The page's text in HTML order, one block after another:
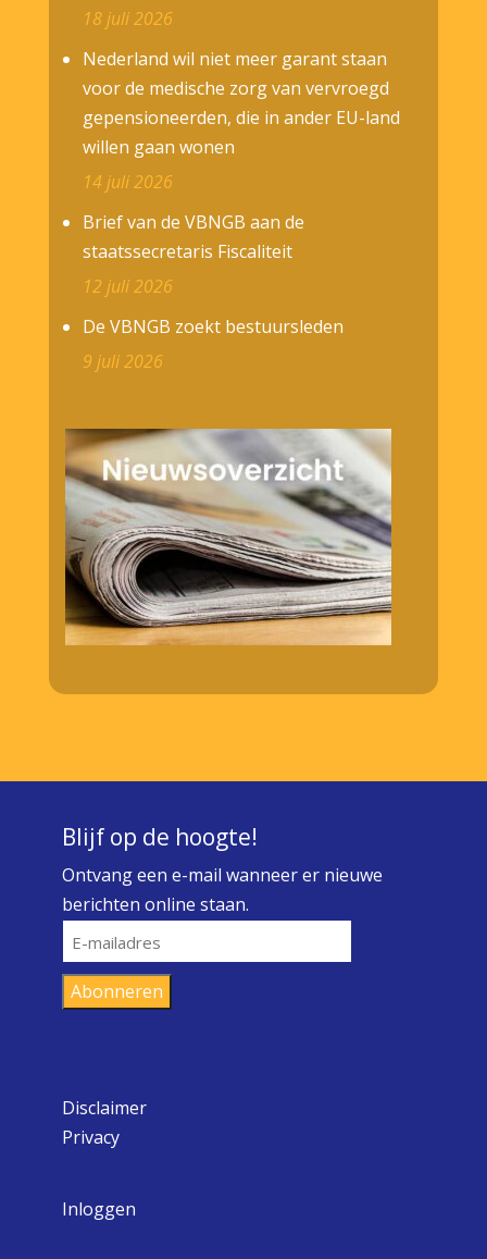
18 juli 2026
Nederland wil niet meer garant staan
voor de medische zorg van vervroegd
gepensioneerden, die in ander EU-land
willen gaan wonen
14 juli 2026
Brief van de VBNGB aan de
staatssecretaris Fiscaliteit
12 juli 2026
De VBNGB zoekt bestuursleden
9 juli 2026
Blijf op de hoogte!
Ontvang een e-mail wanneer er nieuwe
berichten online staan.
E-
mailadres
Abonneren
Disclaimer
Privacy
Inloggen